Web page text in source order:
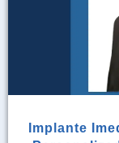
Implante